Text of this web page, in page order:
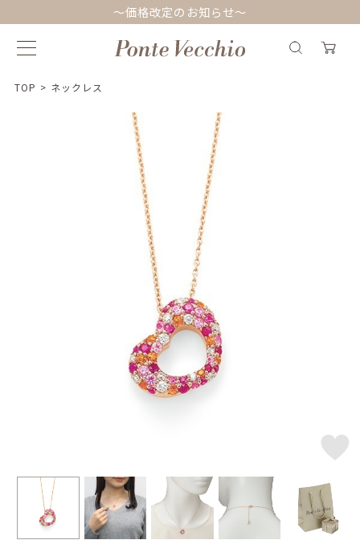
～価格改定のお知らせ～
TOP > ネックレス